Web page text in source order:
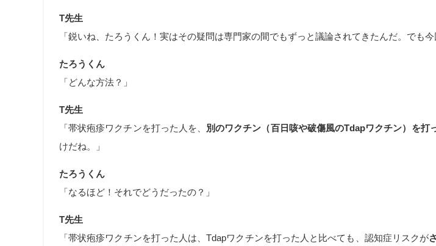
T先生
「鋭いね、たろうくん！実はその疑問は専門家の間でもずっと議論されてきたんだ。でも
たろうくん
「どんな方法？」
T先生
「帯状疱疹ワクチンを打った人を、 別のワクチン（百日咳や破傷風のTdapワクチン）を打
けだね。」
たろうくん
「なるほど！それでどうだったの？」
T先生
「帯状疱疹ワクチンを打った人は、Tdapワクチンを打った人と比べても、認知症リスクが